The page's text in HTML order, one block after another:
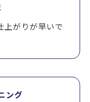
上がりが早いで
ング